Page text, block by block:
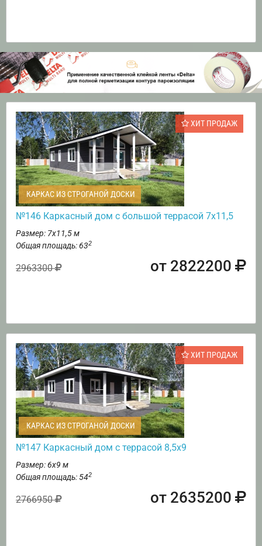
ХИТ ПРОДАЖ
КАРКАС ИЗ СТРОГАНОЙ ДОСКИ
№146 Каркасный дом с большой террасой 7х11,5
Размер: 7х11,5 м
Общая площадь: 632
2963300 от 2822200
ХИТ ПРОДАЖ
КАРКАС ИЗ СТРОГАНОЙ ДОСКИ
№147 Каркасный дом с террасой 8,5х9
Размер: 6х9 м
Общая площадь: 542
2766950 от 2635200